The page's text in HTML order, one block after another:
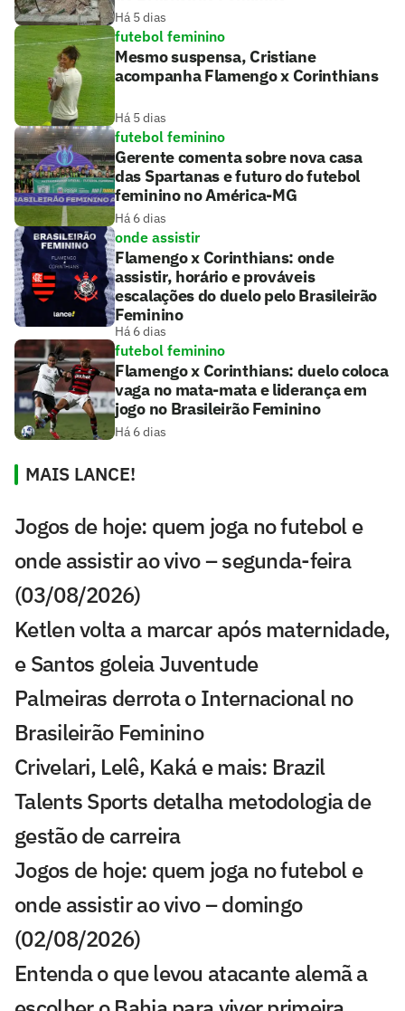
Há 5 dias
futebol feminino
Mesmo suspensa, Cristiane
acompanha Flamengo x Corinthians
Há 5 dias
futebol feminino
Gerente comenta sobre nova casa
das Spartanas e futuro do futebol
feminino no América-MG
Há 6 dias
onde assistir
Flamengo x Corinthians: onde
assistir, horário e prováveis
escalações do duelo pelo Brasileirão
Feminino
Há 6 dias
futebol feminino
Flamengo x Corinthians: duelo coloca
vaga no mata-mata e liderança em
jogo no Brasileirão Feminino
Há 6 dias
MAIS LANCE!
Jogos de hoje: quem joga no futebol e
onde assistir ao vivo – segunda-feira
(03/08/2026)
Ketlen volta a marcar após maternidade,
e Santos goleia Juventude
Palmeiras derrota o Internacional no
Brasileirão Feminino
Crivelari, Lelê, Kaká e mais: Brazil
Talents Sports detalha metodologia de
gestão de carreira
Jogos de hoje: quem joga no futebol e
onde assistir ao vivo – domingo
(02/08/2026)
Entenda o que levou atacante alemã a